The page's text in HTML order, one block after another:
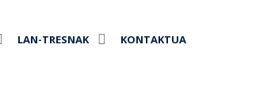
LAN-TRESNAK KONTAKTUA